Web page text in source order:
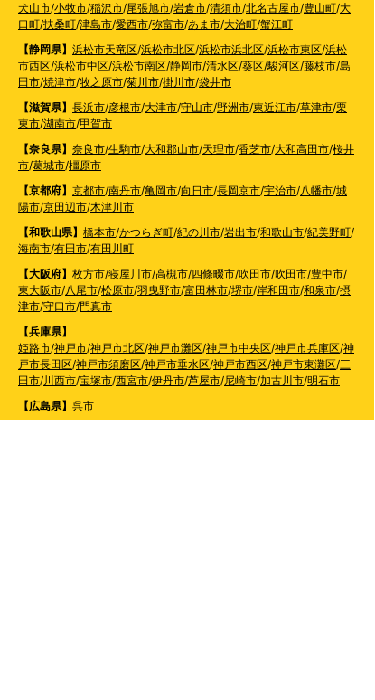
犬山市/小牧市/稲沢市/尾張旭市/岩倉市/清須市/北名古屋市/豊山町/大
口町/扶桑町/津島市/愛西市/弥富市/あま市/大治町/蟹江町
【静岡県】 浜松市天竜区/浜松市北区/浜松市浜北区/浜松市東区/浜松
市西区/浜松市中区/浜松市南区/静岡市/清水区/葵区/駿河区/藤枝市/島
田市/焼津市/牧之原市/菊川市/掛川市/袋井市
【滋賀県】 長浜市/彦根市/大津市/守山市/野洲市/東近江市/草津市/栗
東市/湖南市/甲賀市
【奈良県】 奈良市/生駒市/大和郡山市/天理市/香芝市/大和高田市/桜井
市/葛城市/橿原市
【京都府】 京都市/南丹市/亀岡市/向日市/長岡京市/宇治市/八幡市/城
陽市/京田辺市/木津川市
【和歌山県】 橋本市/かつらぎ町/紀の川市/岩出市/和歌山市/紀美野町/
海南市/有田市/有田川町
【大阪府】 枚方市/寝屋川市/高槻市/四條畷市/吹田市/吹田市/豊中市/
東大阪市/八尾市/松原市/羽曳野市/富田林市/堺市/岸和田市/和泉市/摂
津市/守口市/門真市
【兵庫県】
姫路市/神戸市/神戸市北区/神戸市灘区/神戸市中央区/神戸市兵庫区/神
戸市長田区/神戸市須磨区/神戸市垂水区/神戸市西区/神戸市東灘区/三
田市/川西市/宝塚市/西宮市/伊丹市/芦屋市/尼崎市/加古川市/明石市
【広島県】 呉市